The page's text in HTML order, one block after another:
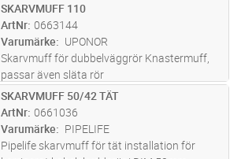
ST Lägg i kundvagn
SKARVMUFF 110
ArtNr 0663144
Varumärke
UPONOR
Skarvmuff för dubbelväggrör Knastermuff,
passar även släta rör
ST Lägg i kundvagn
SKARVMUFF 50/42 TÄT
ArtNr 0661036
Varumärke
PIPELIFE
Pipelife skarvmuff för tät installation för